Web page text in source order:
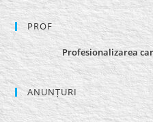
PROF
Profesionalizarea
ANUNȚURI